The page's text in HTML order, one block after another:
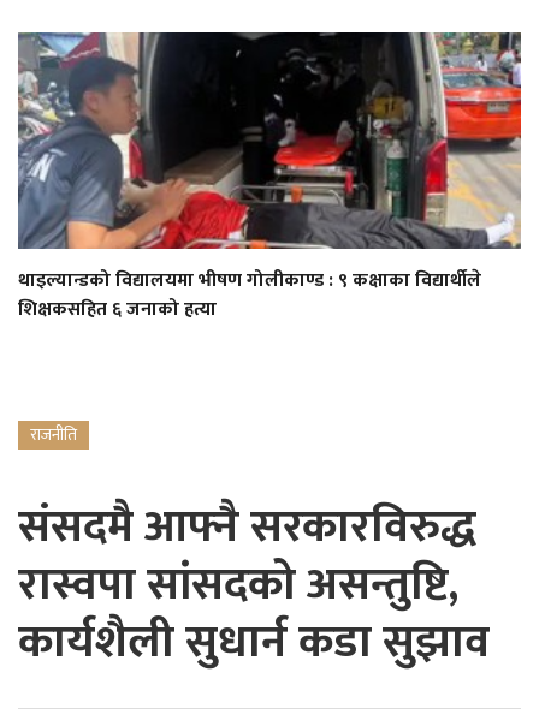
थाइल्यान्डको विद्यालयमा भीषण गोलीकाण्ड : ९ कक्षाका विद्यार्थीले
शिक्षकसहित ६ जनाको हत्या
राजनीति
संसदमै आफ्नै सरकारविरुद्ध
रास्वपा सांसदको असन्तुष्टि,
कार्यशैली सुधार्न कडा सुझाव